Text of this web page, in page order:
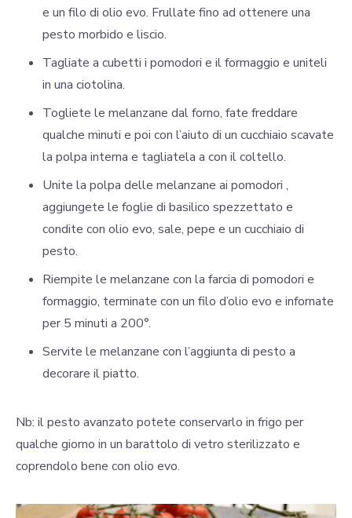
e un filo di olio evo. Frullate fino ad ottenere una
pesto morbido e liscio.
Tagliate a cubetti i pomodori e il formaggio e uniteli
in una ciotolina.
Togliete le melanzane dal forno, fate freddare
qualche minuti e poi con l’aiuto di un cucchiaio scavate
la polpa interna e tagliatela a con il coltello.
Unite la polpa delle melanzane ai pomodori ,
aggiungete le foglie di basilico spezzettato e
condite con olio evo, sale, pepe e un cucchiaio di
pesto.
Riempite le melanzane con la farcia di pomodori e
formaggio, terminate con un filo d’olio evo e infornate
per 5 minuti a 200°.
Servite le melanzane con l’aggiunta di pesto a
decorare il piatto.
Nb: il pesto avanzato potete conservarlo in frigo per
qualche giorno in un barattolo di vetro sterilizzato e
coprendolo bene con olio evo.